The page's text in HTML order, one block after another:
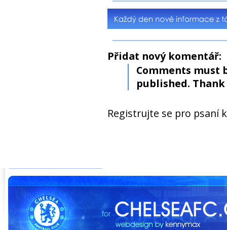
Přidat nový komentář:
Comments must
published. Thank
Registrujte se pro psaní